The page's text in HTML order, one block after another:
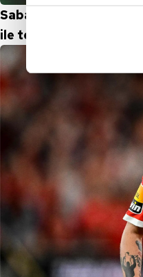
içerikleri sunabilmek
Her halükârda,
Sizlere daha iyi bir
çerezler vasıtasıyla
amacıyla
reklam/pazarlama
Çerezlere ilişkin
butonuna tıklayabilir,
6698 sayılı Kişisel
mevzuata uygun
Sabah'ın haberine
ile temas kuruldu.